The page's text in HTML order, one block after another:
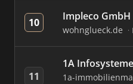
10 Impleco GmbH
wohnglueck.de
11
1A
1a-